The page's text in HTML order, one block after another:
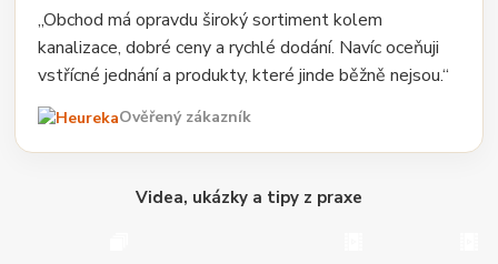
„Obchod má opravdu široký sortiment kolem
kanalizace, dobré ceny a rychlé dodání. Navíc oceňuji
vstřícné jednání a produkty, které jinde běžně nejsou.“
Ověřený zákazník
Videa, ukázky a tipy z praxe